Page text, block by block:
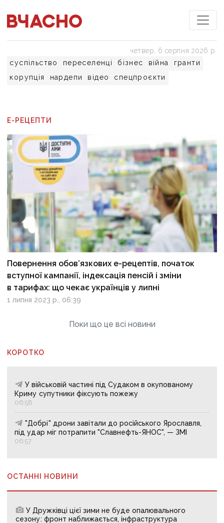
суспільство переселенці бізнес війна
гранти
корупція
нардепи відео спецпроєкти
четвер, 6 серпня 2026 р.
Е-РЕЦЕПТИ
Повернення обов’язкових е-рецептів, початок
вступної кампанії, індексація пенсій і зміни
в тарифах: що чекає українців у липні
1 липня 2023 р., 06:39
Поки що це всі новини
КОРОТКО
У військовій частині під Судаком в окупованому
Криму супутники фіксують пожежу
06:58
"Добрі" дрони завітали до російського Ярославля,
під удар міг потрапити "Славнефть-ЯНОС", — ЗМІ
06:57
ОСТАННІ НОВИНИ
У Дружківці цієї зими не буде опалювального
сезону: фронт наближається, інфраструктура